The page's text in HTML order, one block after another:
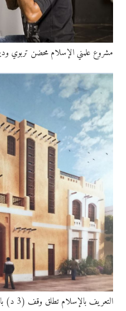
مشروع علمني الإسلام محضن تربوي
التعريف بالإسلام تطلق وقف (3 د) بالتعاون مع اتحاد طلبة جامعة الكويت